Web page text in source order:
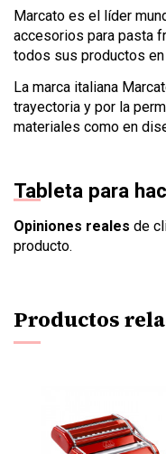
Marcato es el líder
accesorios para pasta
todos sus productos
La marca italiana
trayectoria y por la
materiales como en
Tableta para
Opiniones reales de
producto.
Productos